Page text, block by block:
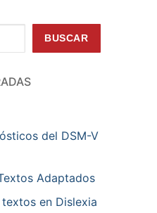
BUSCAR
del DSM-V
Adaptados
en Dislexia